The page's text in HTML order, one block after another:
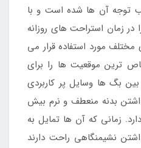
توجه آن ها شده است و با
زمان استراحت های روزانه
مورد استفاده قرار می
ترین موقعیت ها را برای
بین بگ ها وسایل پر کاربردی
بدنه منعطف و نرم بیش
زمانی که آن ها تمایل به
نشیمنگاهی راحت دارند